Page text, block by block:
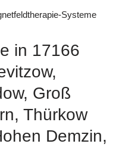
Systeme
in 17166
Groß
Thürkow
Demzin,